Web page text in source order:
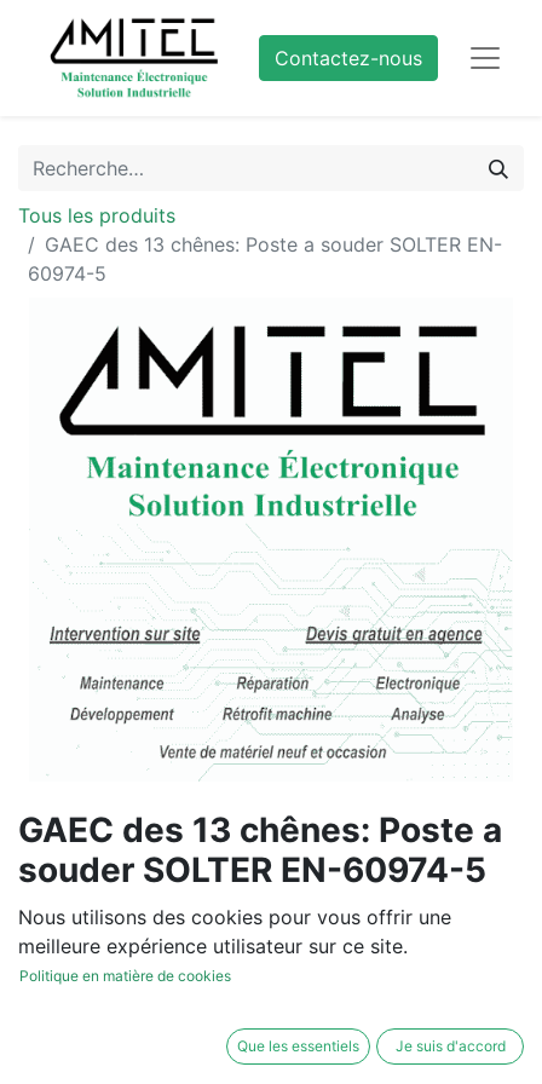
Contactez-nous
Tous les produits
GAEC des 13 chênes: Poste a souder SOLTER EN-
60974-5
GAEC des 13 chênes: Poste a
souder SOLTER EN-60974-5
Vous souhaitez un devis de
réparation ou de vente, un
diagnostic sur site?
Contactez-nous
Nous utilisons des cookies pour vous offrir une
meilleure expérience utilisateur sur ce site.
Politique en matière de cookies
Que les essentiels Je suis d'accord